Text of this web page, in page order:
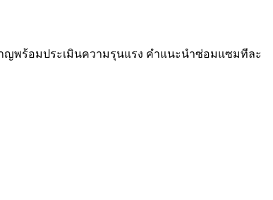
ญพร้อมประเมินความรุนแรง คำแนะนำซ่อมแซมทีละ